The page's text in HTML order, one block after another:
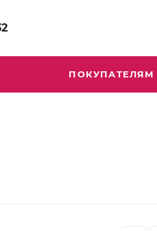
ПОКУПАТЕЛЯМ